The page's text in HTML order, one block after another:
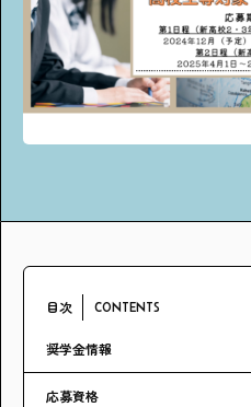
アンケート
目次 CONTENTS
奨学金情報
応募資格